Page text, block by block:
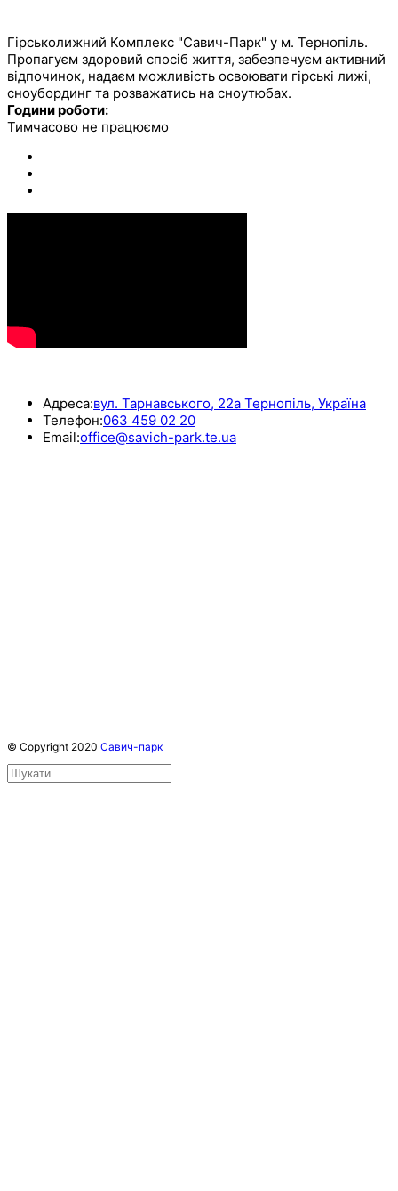
Гірськолижний Комплекс "Савич-Парк" у м. Тернопіль.
Пропагуєм здоровий спосіб життя, забезпечуєм активний
відпочинок, надаєм можливість освоювати гірські лижі,
сноубординг та розважатись на сноутюбах.
Години роботи:
Тимчасово не працюємо
Адреса:вул. Тарнавського, 22а Тернопіль, Україна
Телефон:063 459 02 20
Email:office@savich-park.te.ua
© Copyright 2020 Савич-парк